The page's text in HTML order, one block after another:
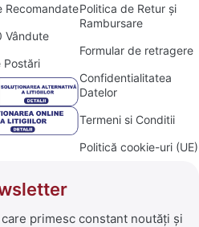
Recomandate
Vândute
Postări
Politica de Retur și
Rambursare
Formular de retragere
Confidentialitatea
Datelor
Termeni si Conditii
Politică cookie-uri (UE)
primesc constant noutăți și